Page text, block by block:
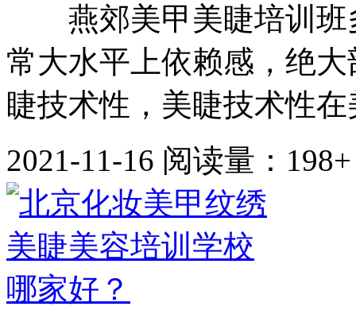
燕郊美甲美睫培训班
常大水平上依赖感，绝
睫技术性，美睫技术性
2021-11-16 阅读量：198+